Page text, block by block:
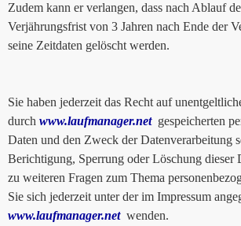
Zudem kann er verlangen, dass nach Ablauf
Verjährungsfrist von 3 Jahren nach Ende der
seine Zeitdaten gelöscht werden.
Sie haben jederzeit das Recht auf
durch www.laufmanager.netgespeicherten
Daten und den Zweck der Datenverarbeitung
Berichtigung, Sperrung oder Löschung dieser
zu weiteren Fragen zum Thema
Sie sich jederzeit unter der im Impressum
www.laufmanager.netwenden.